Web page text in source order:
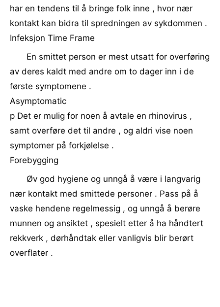
har en tendens til å bringe folk inne , hvor nær
kontakt kan bidra til spredningen av sykdommen .
Infeksjon Time Frame
En smittet person er mest utsatt for overføring
av deres kaldt med andre om to dager inn i de
første symptomene .
Asymptomatic
p Det er mulig for noen å avtale en rhinovirus ,
samt overføre det til andre , og aldri vise noen
symptomer på forkjølelse .
Forebygging
Øv god hygiene og unngå å være i langvarig
nær kontakt med smittede personer . Pass på å
vaske hendene regelmessig , og unngå å berøre
munnen og ansiktet , spesielt etter å ha håndtert
rekkverk , dørhåndtak eller vanligvis blir berørt
overflater .